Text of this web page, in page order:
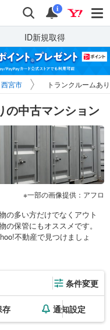
検索 通知
i
ID新規取得
西宮市 トランクルームあ
の中古マンション
一部の画像提供：アフロ
の多い方だけでなくアウト
の保管にもオススメです。
不動産で見つけましょ
条件変更
存 通知設定